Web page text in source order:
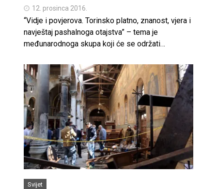
12. prosinca 2016.
“Vidje i povjerova. Torinsko platno, znanost, vjera i
navještaj pashalnoga otajstva” – tema je
međunarodnoga skupa koji će se održati…
Svijet